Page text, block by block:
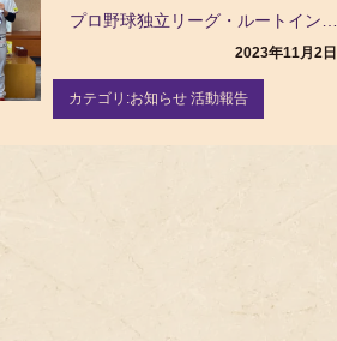
2023年11月2日
カテゴリ:お知らせ 活動報告